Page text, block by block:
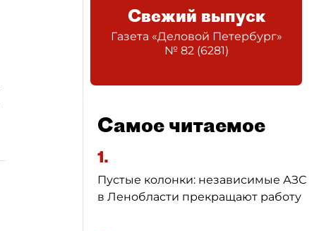
Свежий выпуск
Газета «Деловой Петербург»
№ 82(6281)
Самое читаемое
1.
Пустые колонки: независимые АЗС
в Ленобласти прекращают работу